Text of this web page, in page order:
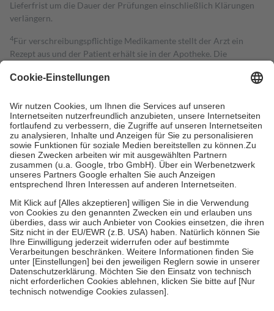
Lieferfrist um die Dauer der Prüfungen einschließlich Klärungen
verlängern.
4Für verschreibungspflichtige Medikamente stellt der Arzt ein
Rezept aus und der Patient erhält sie in der Apotheke. Die
Kosten dafür, der Versicherte trägt einen Teil davon als Zuzahlung
Grundsätzlich leisten Mitglieder Zuzahlungen in Höhe von zehn
Prozent des Abgabepreises,mindestensjedochfünf Euround
höchstens zehn Euro.Es sind jedoch nie mehr als die tatsächlichen
Kosten der Leistung zu entrichten.
Diese Regeln gelten grundsätzlich auch für Online-Apotheken.
Bei Heilmitteln und häuslicher Krankenpflege beträgt die
Zuzahlung zehn Prozent der Kosten sowie zehn Euro je
Um das Engagement der Versicherten für ihre eigene Gesundheit zu
stärken und die besondere Stellung der Familie zu unterstützen,
fallenkeine Zuzahlungen an bei:
• Kindern und Jugendlichen bis zum vollendeten 18. Lebensjahr
mit Ausnahme der Fahrkosten
• Untersuchungen zur Vorsorge und Früherkennung, die von der
GKV getragen werden
• empfohlenen Schutzimpfungen